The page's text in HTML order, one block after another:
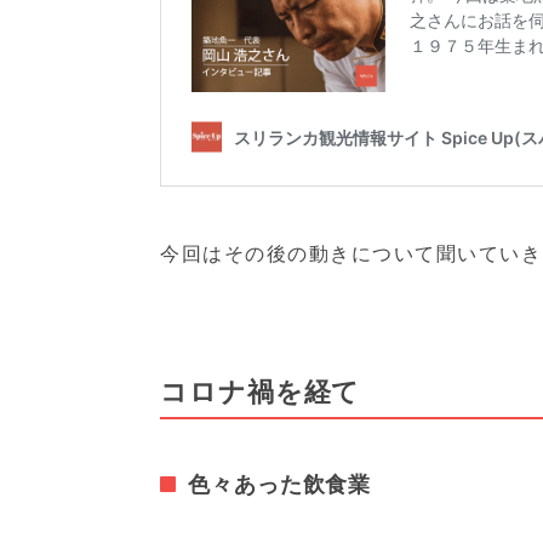
今回はその後の動きについて聞いてい
コロナ禍を経て
色々あった飲食業